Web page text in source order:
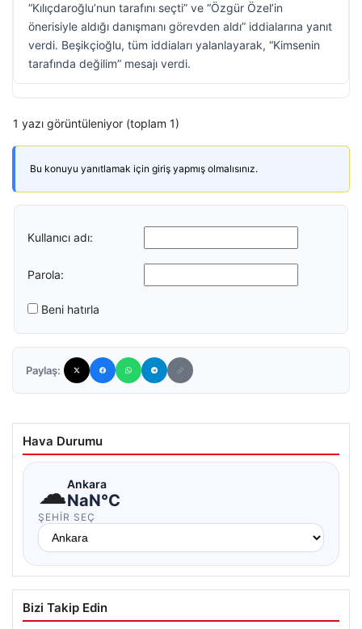
“Kılıçdaroğlu’nun tarafını seçti” ve “Özgür Özel’in
önerisiyle aldığı danışmanı görevden aldı” iddialarına yanıt
verdi. Beşikçioğlu, tüm iddiaları yalanlayarak, “Kimsenin
tarafında değilim” mesajı verdi.
1 yazı görüntüleniyor (toplam 1)
Bu konuyu yanıtlamak için giriş yapmış olmalısınız.
Kullanıcı adı:
Parola:
Beni hatırla
Paylaş:
Hava Durumu
☁Ankara
NaN°C
ŞEHIR SEÇ
Bizi Takip Edin